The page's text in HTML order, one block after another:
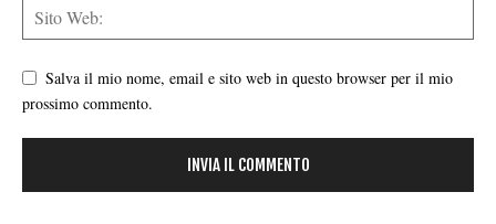
Salva il mio nome, email e sito web in questo browser per il mio
prossimo commento.